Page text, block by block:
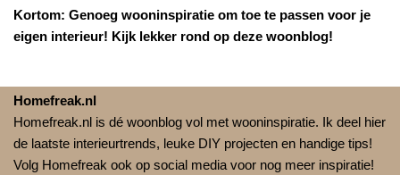
Kortom: Genoeg wooninspiratie om toe te passen voor je
eigen interieur! Kijk lekker rond op deze woonblog!
Homefreak.nl
Homefreak.nl is dé woonblog vol met wooninspiratie. Ik deel hier
de laatste interieurtrends, leuke DIY projecten en handige tips!
Volg Homefreak ook op social media voor nog meer inspiratie!